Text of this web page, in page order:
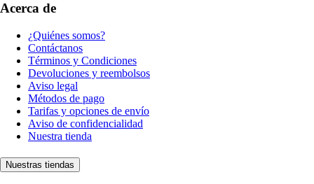
Acerca de
¿Quiénes somos?
Contáctanos
Términos y Condiciones
Devoluciones y reembolsos
Aviso legal
Métodos de pago
Tarifas y opciones de envío
Aviso de confidencialidad
Nuestra tienda
Nuestras tiendas